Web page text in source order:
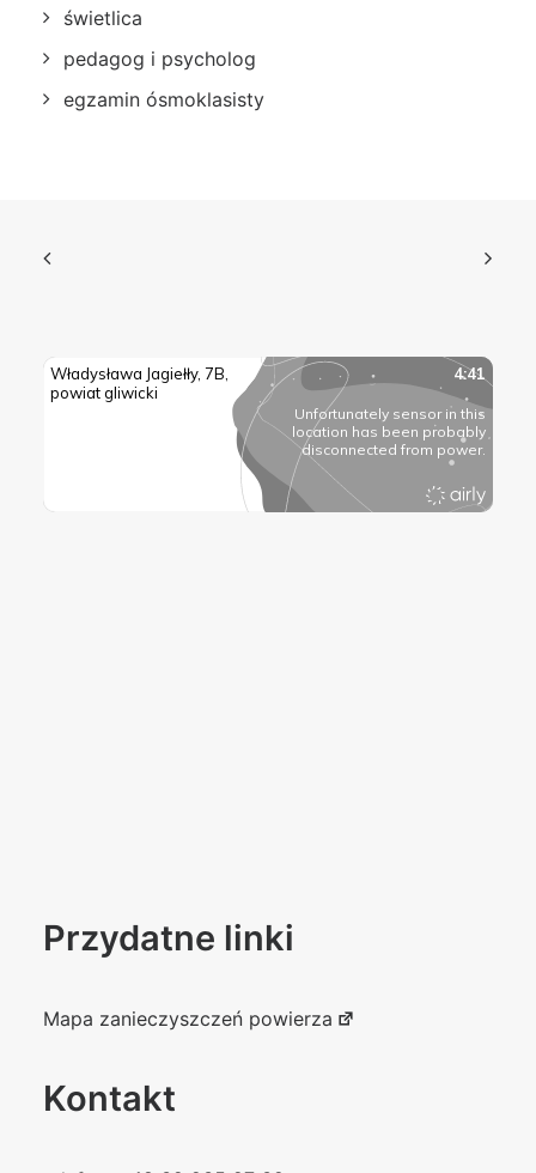
świetlica
pedagog i psycholog
egzamin ósmoklasisty
Przydatne linki
Mapa zanieczyszczeń powierza
Kontakt